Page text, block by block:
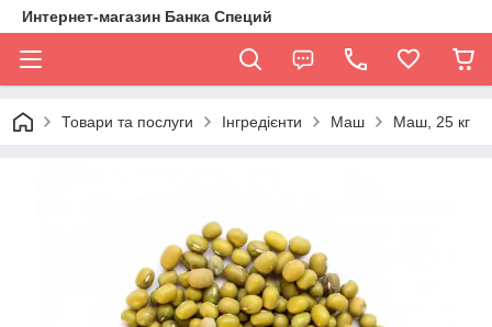
Интернет-магазин Банка Специй
Товари та послуги Інгредієнти Маш Маш, 25 кг